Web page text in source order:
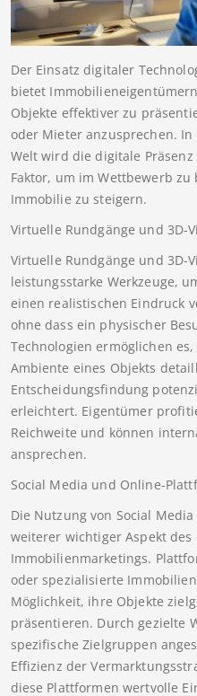
Der Einsatz digitaler
bietet
Objekte effektiver zu
oder Mieter anzusprechen.
Welt wird die digitale
Faktor, um im Wettbewerb
Immobilie zu steigern.
Virtuelle Rundgänge und 3D-
Virtuelle Rundgänge und 3D-
leistungsstarke Werkzeuge,
einen realistischen Eindruck
ohne dass ein physischer
Technologien ermöglichen
Ambiente eines Objekts
Entscheidungsfindung
erleichtert. Eigentümer
Reichweite und können
ansprechen.
Social Media und Online-
Die Nutzung von Social
weiterer wichtiger Aspekt des
Immobilienmarketings.
oder spezialisierte
Möglichkeit, ihre Objekte
präsentieren. Durch gezielte
spezifische Zielgruppen
Effizienz der
diese Plattformen wertvolle